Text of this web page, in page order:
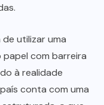
utilizar uma
com barreira
à realidade
conta com uma